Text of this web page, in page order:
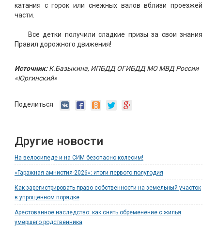
катания с горок или снежных валов вблизи проезжей
части.
Все детки получили сладкие призы за свои знания
Правил дорожного движения!
Источник:К.Базыкина, ИПБДД ОГИБДД МО МВД России
«Юргинский»
Поделиться
Другие новости
На велосипеде и на СИМ безопасно колесим!
«Гаражная амнистия-2026»: итоги первого полугодия
Как зарегистрировать право собственности на земельный участок
в упрощенном порядке
Арестованное наследство: как снять обременение с жилья
умершего родственника